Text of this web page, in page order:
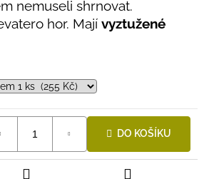
nemuseli shrnovat.
hor. Mají vyztužené
DO KOŠÍKU